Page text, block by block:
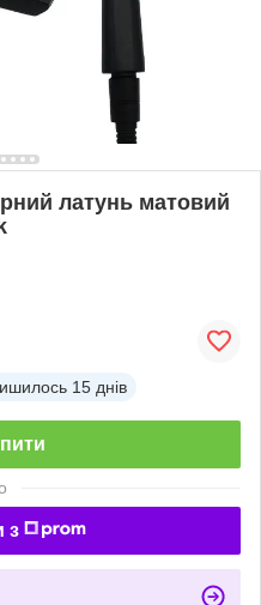
латунь матовий
15 днів
з